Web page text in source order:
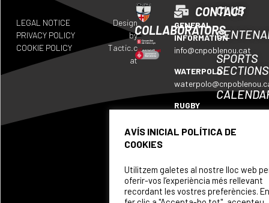
COLLABORATORS
CONTACT
GENERAL
INFORMATION
info@cnpoblenou.cat
WATERPOLO
RUGBY
ARTISTIC
CLUB
SPORTS
SECTIONS
WE
LEGAL NOTICE
PRIVACY POLICY
COOKIE POLICY
Design
by
Tactic.c
at
AVÍS INICIAL POLÍTICA DE
COOKIES
Utilitzem galetes al nostre lloc web
oferir-vos l’experiència més rellevant
recordant les vostres preferències. En